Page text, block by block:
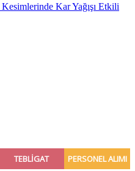
Kar Yağışı Etkili